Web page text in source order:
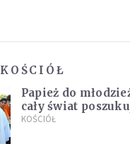
KOŚCIÓŁ
Papież do
cały świat
nowych świętych
KOŚCIÓŁ